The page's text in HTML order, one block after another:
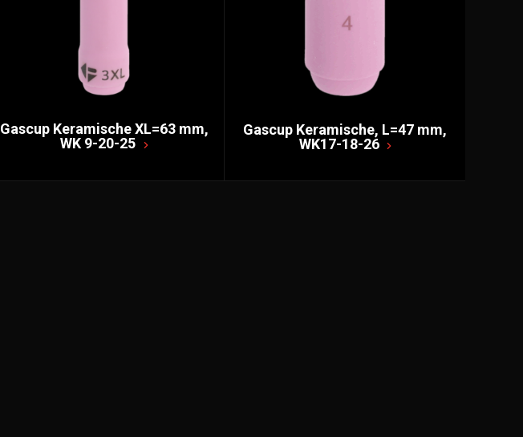
Gascup Keramische XL=63 mm,
WK 9-20-25
Gascup Keramische, L=47 mm,
WK17-18-26